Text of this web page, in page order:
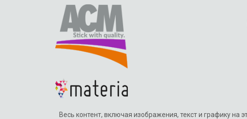
Весь контент, включая изображения, текст и графику